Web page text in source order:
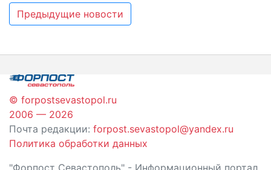
Навигация
записям
Предыдущие новости
© forpostsevastopol.ru
2006 — 2026
Почта редакции: forpost.sevastopol@yandex.ru
Политика обработки данных
"Форпост Севастополь" - Информационный портал